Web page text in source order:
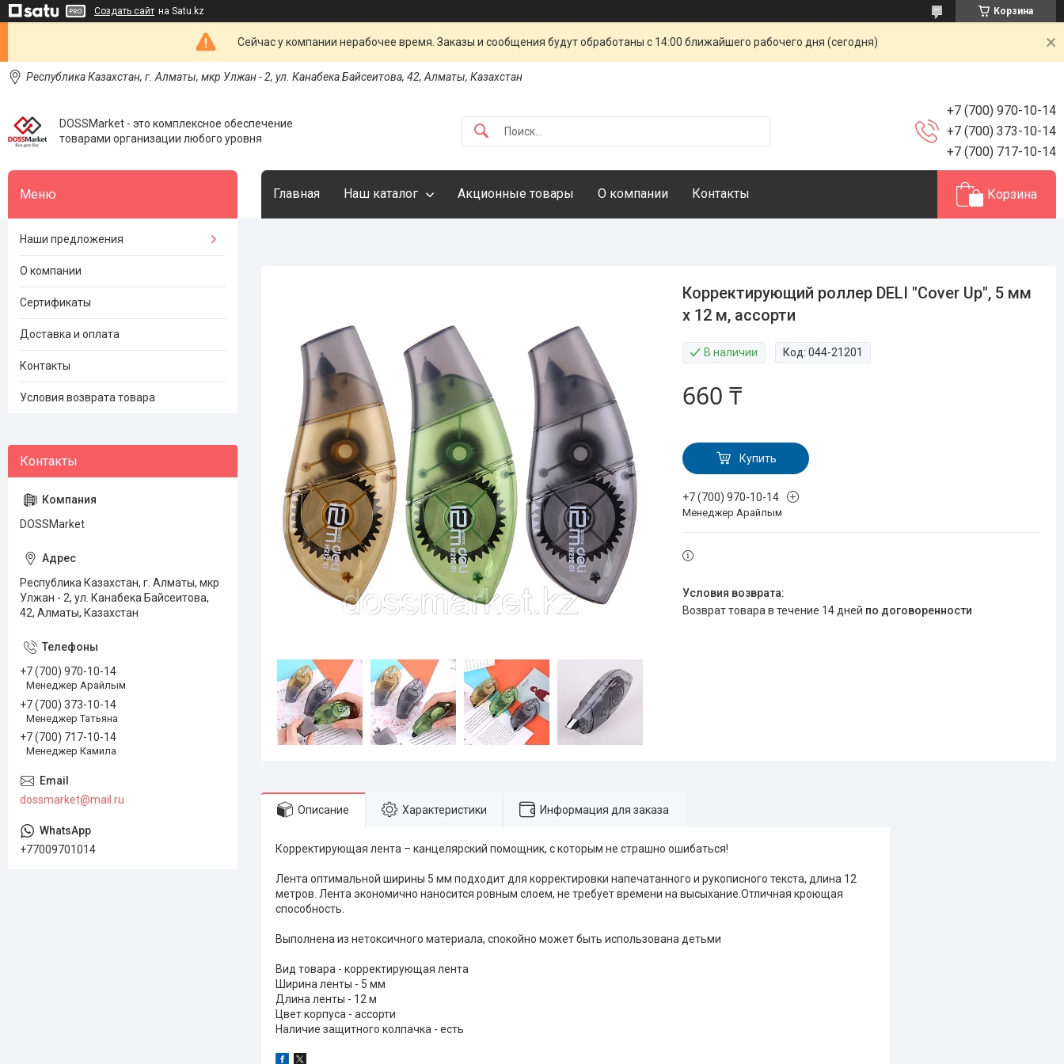
Создать сайт на Satu.kz Корзина
Сейчас у компании нерабочее время. Заказы и сообщения будут обработаны с 14:00 ближайшего рабочего дня (сегодня)
Республика Казахстан, г. Алматы, мкр Улжан - 2, ул. Канабека Байсеитова, 42, Алматы, Казахстан
DOSSMarket - это комплексное обеспечение
товарами организации любого уровня
+7 (700) 970-10-14
+7 (700) 373-10-14
+7 (700) 717-10-14
Главная Наш каталог Акционные товары О компании Контакты Корзина
Корректирующий роллер DELI "Cover Up", 5 мм
х 12 м, ассорти
В наличии Код:044-21201
660 ₸
Купить
+7 (700) 970-10-14
Менеджер Арайлым
возврат товара в течение 14 дней по договоренности
Описание Характеристики Информация для заказа
Корректирующая лента – канцелярский помощник, с которым не страшно ошибаться!
Лента оптимальной ширины 5 мм подходит для корректировки напечатанного и рукописного текста, длина 12
метров. Лента экономично наносится ровным слоем, не требует времени на высыхание.Отличная кроющая
способность.
Выполнена из нетоксичного материала, спокойно может быть использована детьми
Вид товара - корректирующая лента
Ширина ленты - 5 мм
Длина ленты - 12 м
Цвет корпуса - ассорти
Наличие защитного колпачка - есть
Наши предложения
О компании
Сертификаты
Доставка и оплата
Контакты
Условия возврата товара
DOSSMarket
Республика Казахстан, г. Алматы, мкр
Улжан - 2, ул. Канабека Байсеитова,
42, Алматы, Казахстан
+7 (700) 970-10-14
Менеджер Арайлым
+7 (700) 373-10-14
Менеджер Татьяна
+7 (700) 717-10-14
Менеджер Камила
dossmarket@mail.ru
+77009701014